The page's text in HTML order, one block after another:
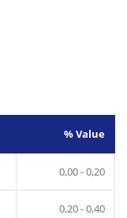
% Value
0,00 - 0,20
0,20 - 0,40